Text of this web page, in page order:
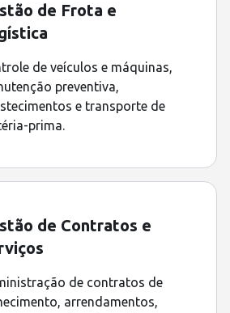
de Frota e
de veículos e máquinas,
preventiva,
e transporte de
prima.
de Contratos e
de contratos de
arrendamentos,